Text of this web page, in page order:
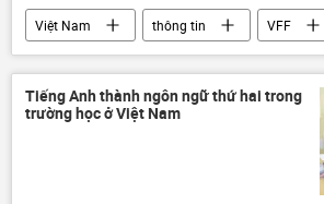
Việt Nam thông tin
VFF
Trung Quốc
Xã hội
Thể thao
futsal
Futsal Việt Nam
Tiếng Anh thành ngôn ngữ thứ hai trong
trường học ở Việt Nam